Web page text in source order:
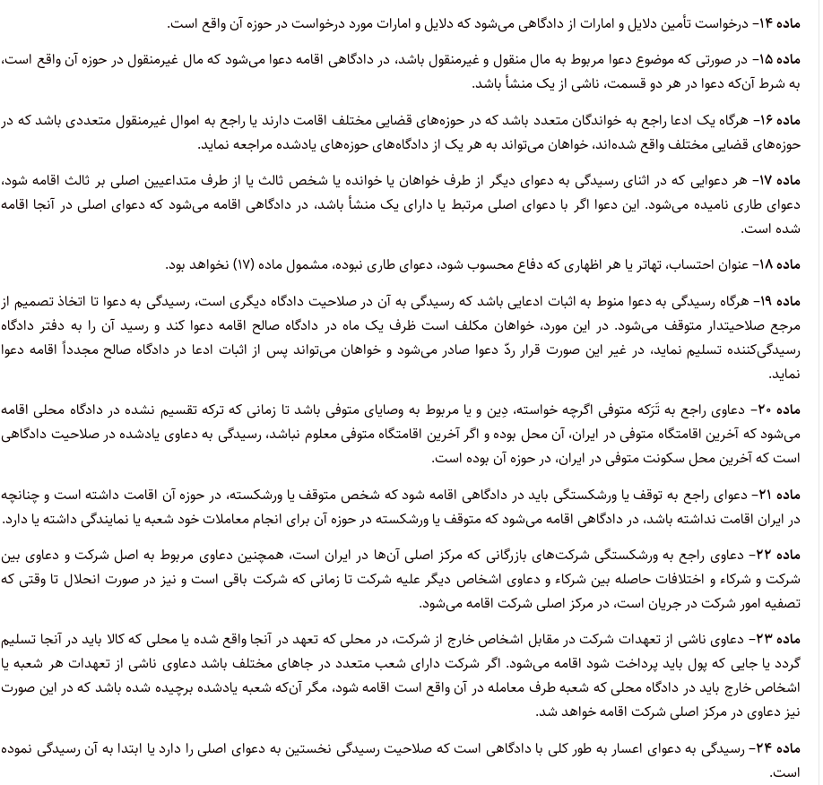
ماده ۱۴
– درخواست تأمین دلایل و امارات از دادگاهی می‌شود که دلایل و امارات مورد درخواست در حوزه آن واقع است.
ماده ۱۵ – در صورتی که موضوع دعوا مربوط به مال منقول و غیرمنقول باشد، در دادگاهی اقامه دعوا می‌شود که مال غیرمنقول در حوزه آن واقع است،
به شرط آن‌که دعوا در هر دو قسمت، ناشی از یک منشأ باشد.
ماده ۱۶ – هرگاه یک ادعا راجع به خواندگان متعدد باشد که در حوزه‌های قضایی مختلف اقامت دارند یا راجع به اموال غیرمنقول متعددی باشد که در
حوزه‌های قضایی مختلف واقع شده‌اند، خواهان می‌تواند به هر یک از دادگاه‌های حوزه‌های یادشده مراجعه نماید.
ماده ۱۷ – هر دعوایی که در اثنای رسیدگی به دعوای دیگر از طرف خواهان یا خوانده یا شخص ثالث یا از طرف متداعیین اصلی بر ثالث اقامه شود،
دعوای طاری نامیده می‌شود. این دعوا اگر با دعوای اصلی مرتبط یا دارای یک منشأ باشد، در دادگاهی اقامه می‌شود که دعوای اصلی در آنجا اقامه
شده است.
ماده ۱۸
– عنوان احتساب، تهاتر یا هر اظهاری که دفاع محسوب شود، دعوای طاری نبوده، مشمول ماده (۱۷) نخواهد بود.
ماده ۱۹
– هرگاه رسیدگی به دعوا منوط به اثبات ادعایی باشد که رسیدگی به آن در صلاحیت دادگاه دیگری است، رسیدگی به دعوا تا اتخاذ تصمیم از
مرجع صلاحیتدار متوقف می‌شود. در این مورد، خواهان مکلف است ظرف یک ماه در دادگاه صالح اقامه دعوا کند و رسید آن را به دفتر دادگاه
رسیدگی‌کننده تسلیم نماید، در غیر این صورت قرار ردّ دعوا صادر می‌شود و خواهان می‌تواند پس از اثبات ادعا در دادگاه صالح مجدداً اقامه دعوا
نماید.
ماده ۲۰
– دعاوی راجع به تَرَ‌که متوفی اگرچه خواسته، دِ‌ین و یا مربوط به وصایای متوفی باشد تا زمانی که تر‌که تقسیم نشده در دادگاه محلی اقامه
می‌شود که آخرین اقامتگاه متوفی در ایران، آن محل بوده و اگر آخرین اقامتگاه متوفی معلوم نباشد، رسیدگی به دعاوی یادشده در صلاحیت دادگاهی
است که آخرین محل سکونت متوفی در ایران، در حوزه آن بوده است.
ماده ۲۱
– دعوای راجع به توقف یا ورشکستگی باید در دادگاهی اقامه شود که شخص متوقف یا ورشکسته، در حوزه آن اقامت داشته است و چنانچه
در ایران اقامت نداشته باشد، در دادگاهی اقامه می‌شود که متوقف یا ورشکسته در حوزه آن برای انجام معاملات خود شعبه یا نمایندگی داشته یا دارد.
ماده ۲۲
– دعاوی راجع به ورشکستگی شرکت‌های بازرگانی که مرکز اصلی آن‌ها در ایران است، همچنین دعاوی مربوط به اصل شرکت و دعاوی بین
شرکت و شرکاء و اختلافات حاصله بین شرکاء و دعاوی اشخاص دیگر علیه شرکت تا زمانی که شرکت باقی است و نیز در صورت انحلال تا وقتی که
تصفیه امور شرکت در جریان است، در مرکز اصلی شرکت اقامه می‌شود.
ماده ۲۳
– دعاوی ناشی از تعهدات شرکت در مقابل اشخاص خارج از شرکت، در محلی که تعهد در آنجا واقع شده یا محلی که کالا باید در آنجا تسلیم
گردد یا جایی که پول باید پرداخت شود اقامه می‌شود. اگر شرکت دارای شعب متعدد در جاهای مختلف باشد دعاوی ناشی از تعهدات هر شعبه یا
اشخاص خارج باید در دادگاه محلی که شعبه طرف معامله در آن واقع است اقامه شود، مگر آن‌که شعبه یادشده برچیده شده باشد که در این صورت
نیز دعاوی در مرکز اصلی شرکت اقامه خواهد شد.
ماده ۲۴
– رسیدگی به دعوای اعسار به طور کلی با دادگاهی است که صلاحیت رسیدگی نخستین به دعوای اصلی را دارد یا ابتدا به آن رسیدگی نموده
است.